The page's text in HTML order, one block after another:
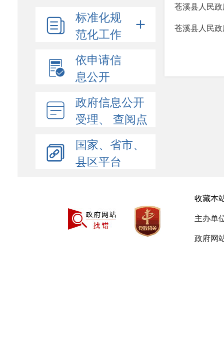
标准化规
范化工作
依申请信
息公开
政府信息公开
受理、 查阅点
国家、省市、
县区平台
苍溪县人民
苍溪县人民
收藏本
主办单
政府网